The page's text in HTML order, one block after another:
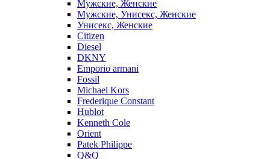
Мужские, Женские
Мужские, Унисекс, Женские
Унисекс, Женские
Citizen
Diesel
DKNY
Emporio armani
Fossil
Michael Kors
Frederique Constant
Hublot
Kenneth Cole
Orient
Patek Philippe
Q&Q